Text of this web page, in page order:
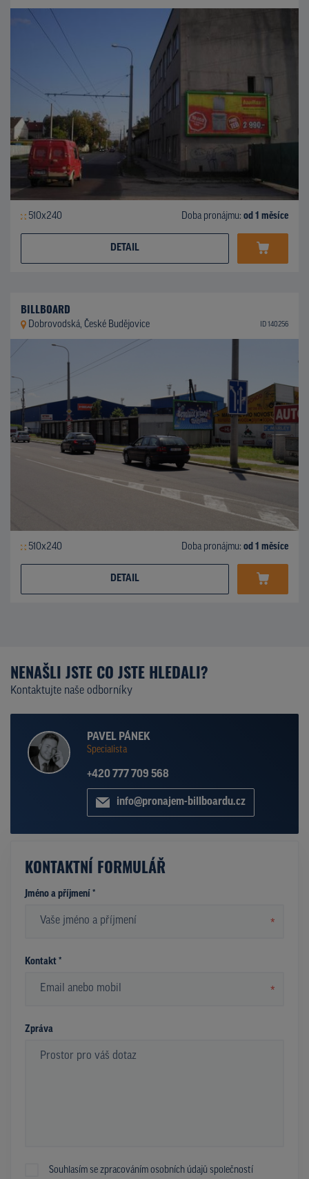
510x240 Doba pronájmu: od 1 měsíce
DETAIL
BILLBOARD
Dobrovodská, České Budějovice ID 140256
510x240 Doba pronájmu: od 1 měsíce
DETAIL
NENAŠLI JSTE CO JSTE HLEDALI?
Kontaktujte naše odborníky
PAVEL PÁNEK
Specialista
+420 777 709 568
info@pronajem-billboardu.cz
KONTAKTNÍ FORMULÁŘ
Jméno a příjmení *
*
Kontakt *
*
Zpráva
Souhlasím se zpracováním osobních údajů společností